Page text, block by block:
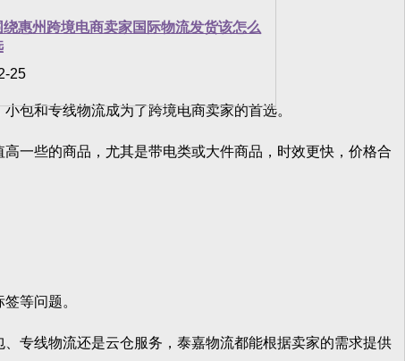
绕惠州跨境电商卖家国际物流发货该怎么
25
和专线物流成为了跨境电商卖家的首选。
一些的商品，尤其是带电类或大件商品，时效更快，价格合
等问题。
专线物流还是云仓服务，泰嘉物流都能根据卖家的需求提供